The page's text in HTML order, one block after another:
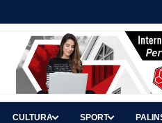
CULTURA SPORT